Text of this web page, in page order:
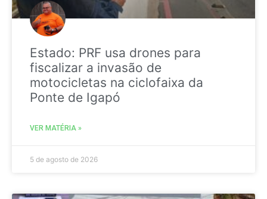
Estado: PRF usa drones para
fiscalizar a invasão de
motocicletas na ciclofaixa da
Ponte de Igapó
VER MATÉRIA »
5 de agosto de 2026